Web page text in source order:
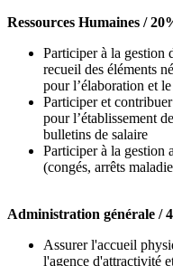
Ressources Humaines /
Participer à la gestion
recueil des éléments
pour l’élaboration et
Participer et
pour l’établissement
bulletins de salaire
Participer à la gestion
(congés, arrêts
Administration générale /
Assurer l'accueil
l'agence d'attractivité